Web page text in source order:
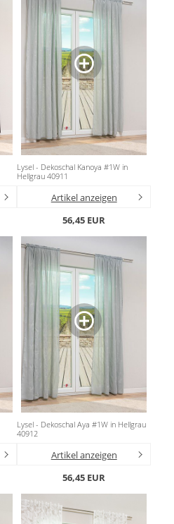
Lysel - Dekoschal Kanoya #1W in
Hellgrau 40911
Artikel anzeigen
56,45 EUR
Lysel - Dekoschal Aya #1W in Hellgrau
40912
Artikel anzeigen
56,45 EUR